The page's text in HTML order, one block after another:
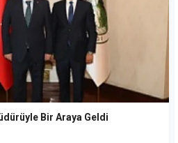
Bir Araya Geldi